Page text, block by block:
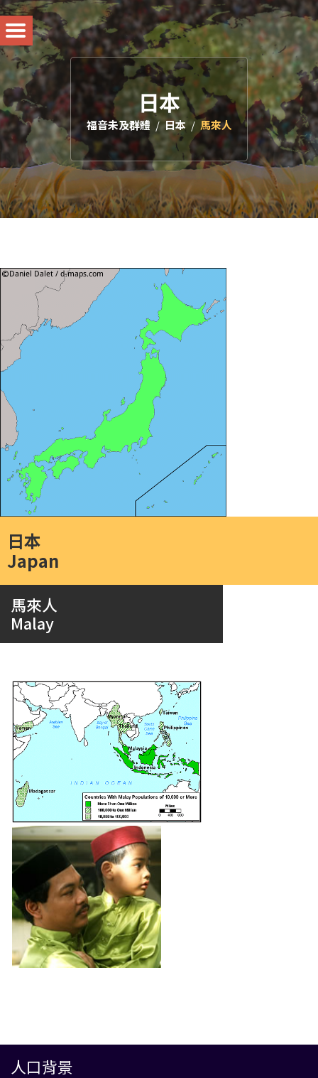
日本
福音未及群體 日本 馬來人
日本
Japan
馬來人
Malay
人口背景